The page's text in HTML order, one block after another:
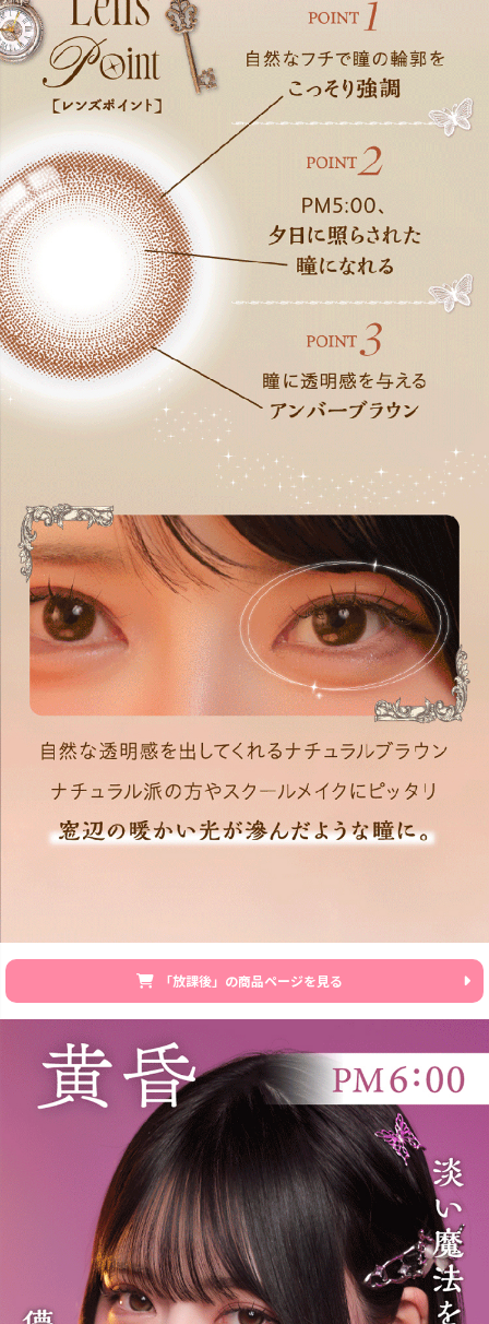
「放課後」の商品ページを見る